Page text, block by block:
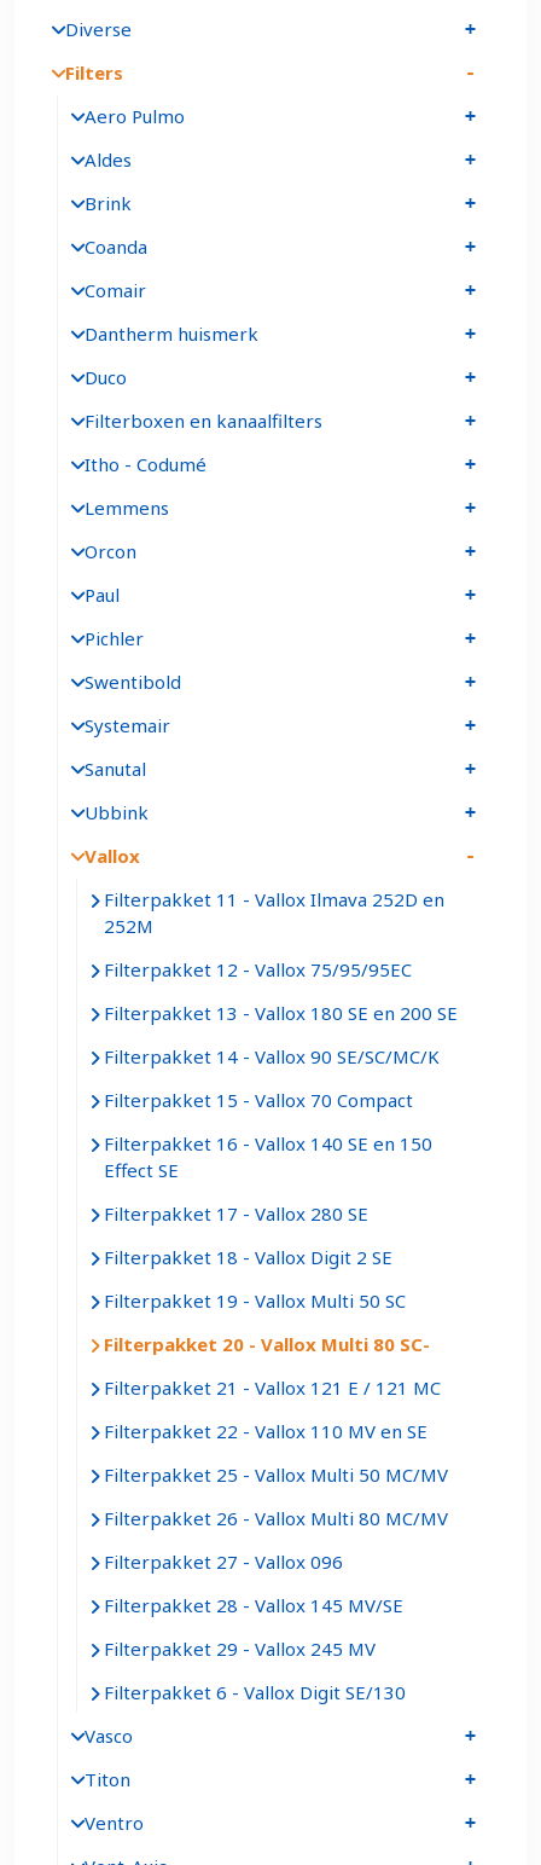
Diverse
Filters
Aero Pulmo
Aldes
Brink
Coanda
Comair
Dantherm huismerk
Duco
Filterboxen en kanaalfilters
Itho - Codumé
Lemmens
Orcon
Paul
Pichler
Swentibold
Systemair
Sanutal
Ubbink
Vallox
Filterpakket 11 - Vallox Ilmava 252D en
252M
Filterpakket 12 - Vallox 75/95/95EC
Filterpakket 13 - Vallox 180 SE en 200 SE
Filterpakket 14 - Vallox 90 SE/SC/MC/K
Filterpakket 15 - Vallox 70 Compact
Filterpakket 16 - Vallox 140 SE en 150
Effect SE
Filterpakket 17 - Vallox 280 SE
Filterpakket 18 - Vallox Digit 2 SE
Filterpakket 19 - Vallox Multi 50 SC
Filterpakket 20 - Vallox Multi 80 SC
Filterpakket 21 - Vallox 121 E / 121 MC
Filterpakket 22 - Vallox 110 MV en SE
Filterpakket 25 - Vallox Multi 50 MC/MV
Filterpakket 26 - Vallox Multi 80 MC/MV
Filterpakket 27 - Vallox 096
Filterpakket 28 - Vallox 145 MV/SE
Filterpakket 29 - Vallox 245 MV
Filterpakket 6 - Vallox Digit SE/130
Vasco
Titon
Ventro